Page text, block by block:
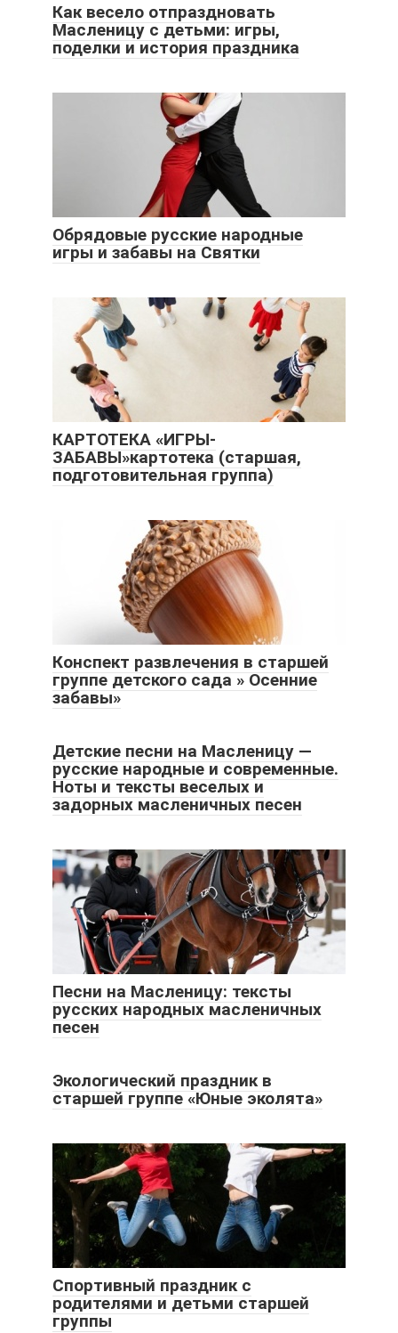
Как весело отпраздновать
Масленицу с детьми: игры,
поделки и история праздника
Обрядовые русские народные
игры и забавы на Святки
КАРТОТЕКА «ИГРЫ-
ЗАБАВЫ»картотека (старшая,
подготовительная группа)
Конспект развлечения в старшей
группе детского сада » Осенние
забавы»
Детские песни на Масленицу —
русские народные и современные.
Ноты и тексты веселых и
задорных масленичных песен
Песни на Масленицу: тексты
русских народных масленичных
песен
Экологический праздник в
старшей группе «Юные эколята»
Спортивный праздник с
родителями и детьми старшей
группы